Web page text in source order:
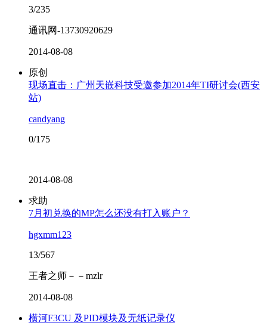
3/235
通讯网-13730920629
2014-08-08
原创
现场直击：广州天嵌科技受邀参加2014年TI研讨会(西安
站)
candyang
0/175
2014-08-08
求助
7月初兑换的MP怎么还没有打入账户？
hgxmm123
13/567
王者之师－－mzlr
2014-08-08
横河F3CU 及PID模块及无纸记录仪